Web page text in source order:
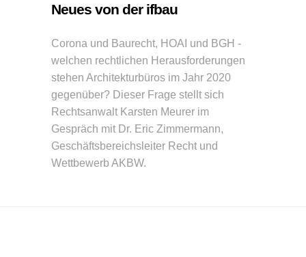
Neues von der ifbau
Corona und Baurecht, HOAI und BGH -
welchen rechtlichen Herausforderungen
stehen Architekturbüros im Jahr 2020
gegenüber? Dieser Frage stellt sich
Rechtsanwalt Karsten Meurer im
Gespräch mit Dr. Eric Zimmermann,
Geschäftsbereichsleiter Recht und
Wettbewerb AKBW.